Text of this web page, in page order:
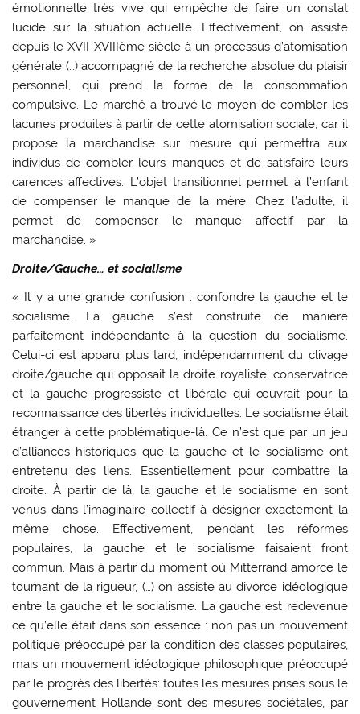
émotionnelle très vive qui empêche de faire un constat
lucide sur la situation actuelle. Effectivement, on assiste
depuis le XVII-XVIIIème siècle à un processus d’atomisation
générale (…) accompagné de la recherche absolue du plaisir
personnel, qui prend la forme de la consommation
compulsive. Le marché a trouvé le moyen de combler les
lacunes produites à partir de cette atomisation sociale, car il
propose la marchandise sur mesure qui permettra aux
individus de combler leurs manques et de satisfaire leurs
carences affectives. L’objet transitionnel permet à l’enfant
de compenser le manque de la mère. Chez l’adulte, il
permet de compenser le manque affectif par la
marchandise. »
Droite/Gauche… et socialisme
« Il y a une grande confusion : confondre la gauche et le
socialisme. La gauche s’est construite de manière
parfaitement indépendante à la question du socialisme.
Celui-ci est apparu plus tard, indépendamment du clivage
droite/gauche qui opposait la droite royaliste, conservatrice
et la gauche progressiste et libérale qui œuvrait pour la
reconnaissance des libertés individuelles. Le socialisme était
étranger à cette problématique-là. Ce n’est que par un jeu
d’alliances historiques que la gauche et le socialisme ont
entretenu des liens. Essentiellement pour combattre la
droite. À partir de là, la gauche et le socialisme en sont
venus dans l’imaginaire collectif à désigner exactement la
même chose. Effectivement, pendant les réformes
populaires, la gauche et le socialisme faisaient front
commun. Mais à partir du moment où Mitterrand amorce le
tournant de la rigueur, (…) on assiste au divorce idéologique
entre la gauche et le socialisme. La gauche est redevenue
ce qu’elle était dans son essence : non pas un mouvement
politique préoccupé par la condition des classes populaires,
mais un mouvement idéologique philosophique préoccupé
par le progrès des libertés: toutes les mesures prises sous le
gouvernement Hollande sont des mesures sociétales, par